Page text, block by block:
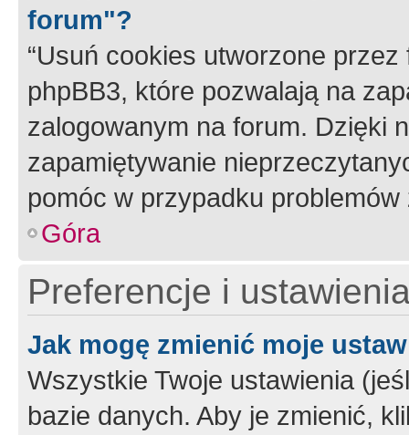
forum"?
“Usuń cookies utworzone
phpBB3, które pozwalają na
zalogowanym na forum. Dzięki
zapamiętywanie
pomóc w przypadku
Góra
Preferencje i
Jak mogę zmienić moje
Wszystkie Twoje ustawienia
bazie danych. Aby je zmienić,